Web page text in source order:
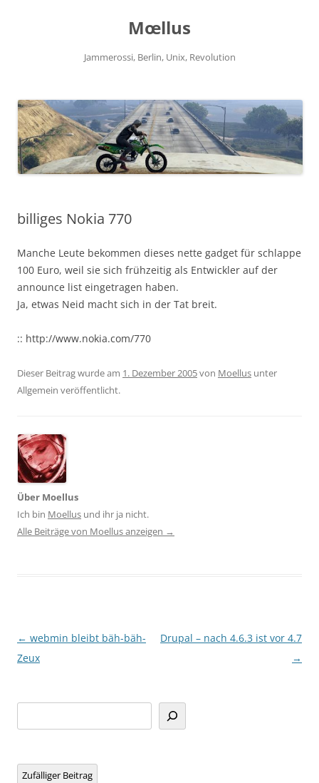
Mœllus
Jammerossi, Berlin, Unix, Revolution
billiges Nokia 770
Manche Leute bekommen dieses nette gadget für schlappe
100 Euro, weil sie sich frühzeitig als Entwickler auf der
announce list eingetragen haben.
Ja, etwas Neid macht sich in der Tat breit.
:: http://www.nokia.com/770
Dieser Beitrag wurde am 1. Dezember 2005von Moellus unter
Allgemein veröffentlicht.
Über Moellus
Ich bin Moellus und ihr ja nicht.
Alle Beiträge von Moellus anzeigen →
Beitragsnavigation
← webmin bleibt bäh-bäh-
Zeux
Drupal – nach 4.6.3 ist vor 4.7
→
Zufälliger Beitrag